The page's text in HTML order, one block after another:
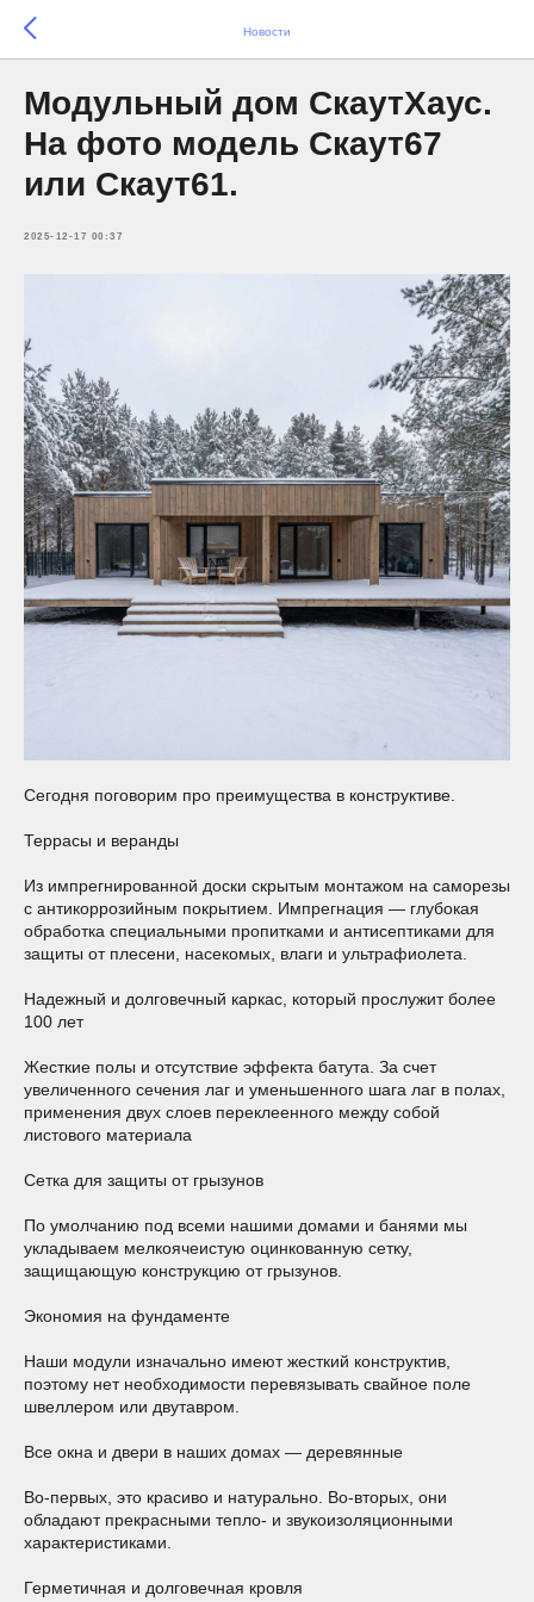
Новости
Модульный дом СкаутХаус.
На фото модель Скаут67
или Скаут61.
2025-12-17 00:37
Сегодня поговорим про преимущества в конструктиве.
Террасы и веранды
Из импрегнированной доски скрытым монтажом на саморезы
с антикоррозийным покрытием. Импрегнация — глубокая
обработка специальными пропитками и антисептиками для
защиты от плесени, насекомых, влаги и ультрафиолета.
Надежный и долговечный каркас, который прослужит более
100 лет
Жесткие полы и отсутствие эффекта батута. За счет
увеличенного сечения лаг и уменьшенного шага лаг в полах,
применения двух слоев переклеенного между собой
листового материала
Сетка для защиты от грызунов
По умолчанию под всеми нашими домами и банями мы
укладываем мелкоячеистую оцинкованную сетку,
защищающую конструкцию от грызунов.
Экономия на фундаменте
Наши модули изначально имеют жесткий конструктив,
поэтому нет необходимости перевязывать свайное поле
швеллером или двутавром.
Все окна и двери в наших домах — деревянные
Во-первых, это красиво и натурально. Во-вторых, они
обладают прекрасными тепло- и звукоизоляционными
характеристиками.
Герметичная и долговечная кровля